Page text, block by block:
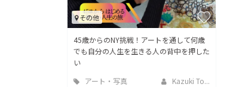
その他
45歳からのNY挑戦！アートを通して何歳
でも自分の人生を生きる人の背中を押した
い
アート・写真
Kazuki To...